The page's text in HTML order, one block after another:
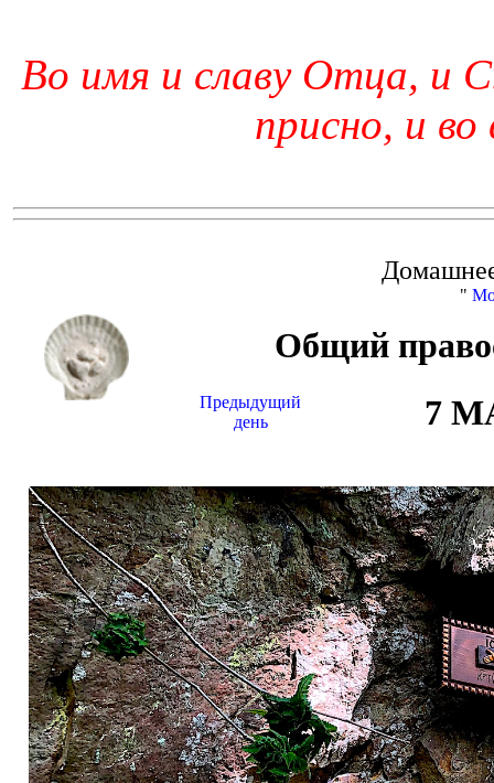
Во имя и славу Отца, и
присно, и во
"
Общий
Предыдущий
день
7